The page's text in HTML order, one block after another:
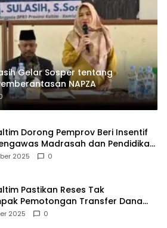
Gelar Sosper tentang
NAPZA
Dorong Pemprov Beri Insentif
Madrasah dan Pendidikan
2025 0
Pastikan Reses Tak
Pemotongan Transfer Dana
2025 0